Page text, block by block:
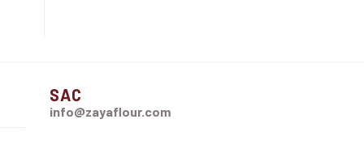
SAC
info@zayaflour.com